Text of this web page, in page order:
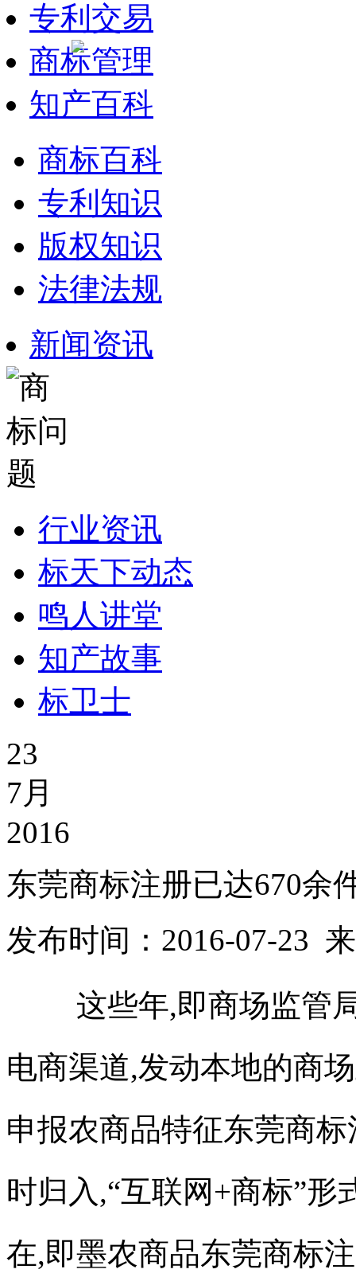
专利交易
商标管理
知产百科
商标百科
专利知识
版权知识
法律法规
新闻资讯
行业资讯
标天下动态
鸣人讲堂
知产故事
标卫士
23
7月
2016
东莞商标注册已达670余
发布时间：2016-07-23
这些年,即商场监管
电商渠道,发动本地的商
申报农商品特征东莞商标
时归入,“互联网+商标”形
在,即墨农商品东莞商标